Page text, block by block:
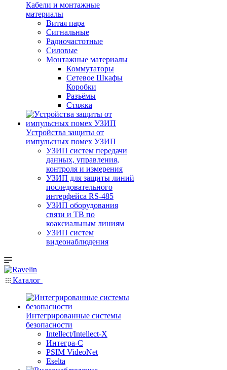
Кабели и монтажные
материалы
Витая пара
Сигнальные
Радиочастотные
Силовые
Монтажные материалы
Коммутаторы
Сетевое Шкафы
Коробки
Разъёмы
Стяжка
Уcтройства защиты от
импульсных помех УЗИП
УЗИП систем передачи
данных, управления,
контроля и измерения
УЗИП для защиты линий
последовательного
интерфейса RS-485
УЗИП оборудования
связи и ТВ по
коаксиальным линиям
УЗИП систем
видеонаблюдения
Каталог
Интегрированные системы
безопасности
Intellect/Intellect-X
Интегра-С
PSIM VideoNet
Eselta